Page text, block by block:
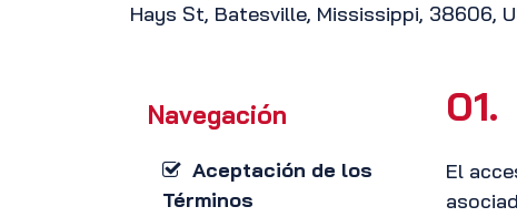
Hays St, Batesville, Mississippi, 38606,
Navegación
Aceptación de los
Términos
01.
El